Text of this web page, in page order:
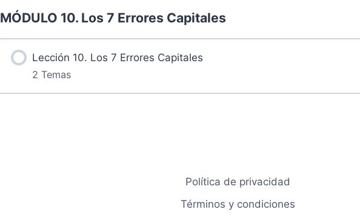
Más contenidos...
9.1 Retos
9.2 Grabación martes 1 de octubre de 2024
MÓDULO 10. Los 7 Errores Capitales
Lección 10. Los 7 Errores Capitales
2 Temas
10.2 Grabación martes 8 de octubre de 2024
Política de privacidad
Términos y condiciones